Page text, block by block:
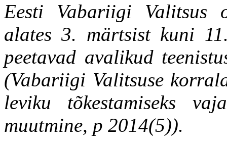
Eesti Vabariigi Valitsus
alates 3. märtsist kuni
peetavad avalikud
(Vabariigi Valitsuse
leviku tõkestamiseks
muutmine, p 2014(5)).